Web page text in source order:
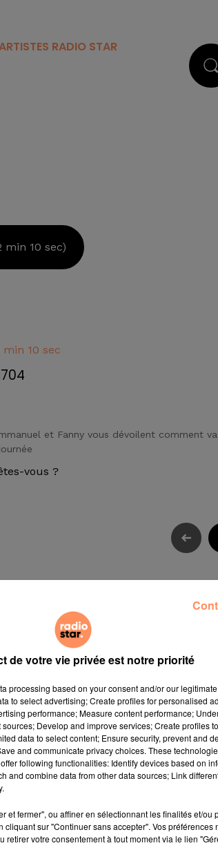
RADIO STAR
min 10 sec)
10 sec
et Fanny vous dévoilent comment va
vous ?
de votre vie privée est notre priorité
processing based on your consent and/or our
to select advertising; Create profiles for personalised
performance; Measure content performance;
Develop and improve services; Create profiles
data to select content; Ensure security, prevent and
and communicate privacy choices. These
following functionalities: Identify devices based on
and combine data from other data sources; Link
et fermer", ou affiner en sélectionnant les finalités et/ou
cliquant sur "Continuer sans accepter". Vos
retirer votre consentement à tout moment via le lien